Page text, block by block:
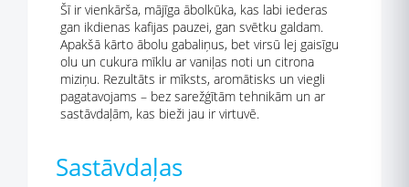
Šī ir vienkārša, mājīga ābolkūka, kas labi iederas
gan ikdienas kafijas pauzei, gan svētku galdam.
Apakšā kārto ābolu gabaliņus, bet virsū lej gaisīgu
olu un cukura mīklu ar vaniļas noti un citrona
miziņu. Rezultāts ir mīksts, aromātisks un viegli
pagatavojams – bez sarežģītām tehnikām un ar
sastāvdaļām, kas bieži jau ir virtuvē.
Sastāvdaļas